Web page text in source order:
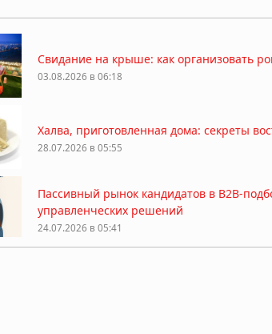
Свидание на крыше: как организовать
03.08.2026 в 06:18
Халва, приготовленная дома: секреты
28.07.2026 в 05:55
Пассивный рынок кандидатов в B2B-
управленческих решений
24.07.2026 в 05:41